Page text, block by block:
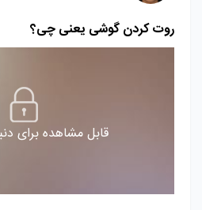
روت کردن گوشی یعنی چی؟
قابل مشاهده برای